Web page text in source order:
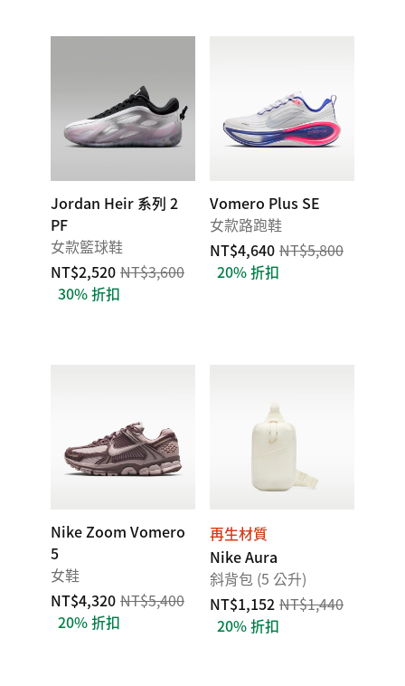
Jordan Heir 系列 2
PF
女款籃球鞋
NT$2,520 NT$3,600
30% 折扣
Vomero Plus SE
女款路跑鞋
NT$4,640 NT$5,800
20% 折扣
Nike Zoom Vomero
5
女鞋
NT$4,320 NT$5,400
20% 折扣
再生材質
Nike Aura
斜背包 (5 公升)
NT$1,152 NT$1,440
20% 折扣